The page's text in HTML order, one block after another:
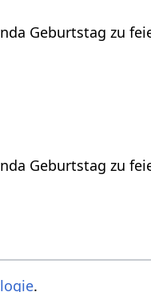
Geburtstag zu
Geburtstag zu
.